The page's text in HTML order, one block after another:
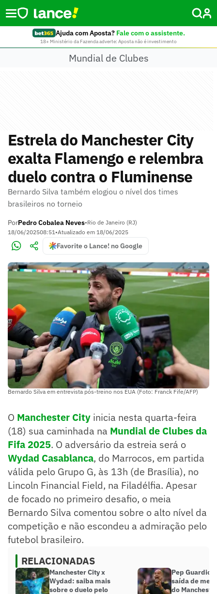
Ajuda com Aposta? Fale com o assistente.
18+ Ministério da Fazenda adverte: Aposta não é investimento
Mundial de Clubes
Estrela do Manchester City
exalta Flamengo e relembra
duelo contra o Fluminense
Bernardo Silva também elogiou o nível dos times
brasileiros no torneio
PorPedro Cobalea Neves•Rio de Janeiro (RJ)
18/06/202508:51•Atualizado em 18/06/2025
Favorite o Lance! no Google
Bernardo Silva em entrevista pós-treino nos EUA (Foto: Franck Fife/AFP)
O Manchester City inicia nesta quarta-feira
(18) sua caminhada na Mundial de Clubes da
Fifa 2025. O adversário da estreia será o
Wydad Casablanca, do Marrocos, em partida
válida pelo Grupo G, às 13h (de Brasília), no
Lincoln Financial Field, na Filadélfia. Apesar
de focado no primeiro desafio, o meia
Bernardo Silva comentou sobre o alto nível da
competição e não escondeu a admiração pelo
futebol brasileiro.
RELACIONADAS
Manchester City x
Wydad: saiba mais
sobre o duelo pelo
Pep
saída de
do